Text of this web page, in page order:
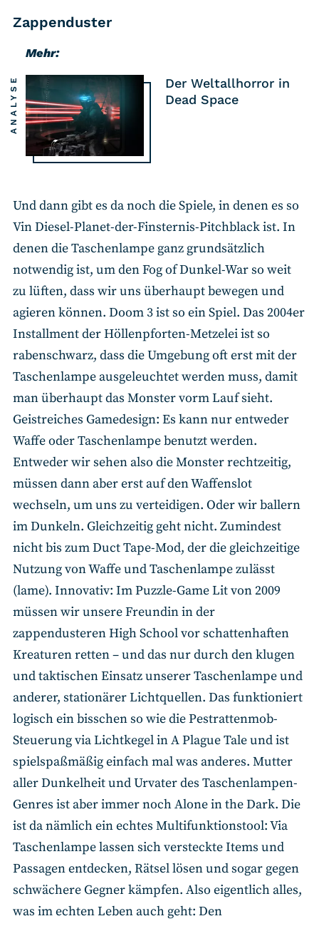
Zappenduster
Mehr:
Der Weltallhorror in
Dead Space
ANALYSE
Und dann gibt es da noch die Spiele, in denen es so
Vin Diesel-Planet-der-Finsternis-Pitchblack ist. In
denen die Taschenlampe ganz grundsätzlich
notwendig ist, um den Fog of Dunkel-War so weit
zu lüften, dass wir uns überhaupt bewegen und
agieren können. Doom 3 ist so ein Spiel. Das 2004er
Installment der Höllenpforten-Metzelei ist so
rabenschwarz, dass die Umgebung oft erst mit der
Taschenlampe ausgeleuchtet werden muss, damit
man überhaupt das Monster vorm Lauf sieht.
Geistreiches Gamedesign: Es kann nur entweder
Waffe oder Taschenlampe benutzt werden.
Entweder wir sehen also die Monster rechtzeitig,
müssen dann aber erst auf den Waffenslot
wechseln, um uns zu verteidigen. Oder wir ballern
im Dunkeln. Gleichzeitig geht nicht. Zumindest
nicht bis zum Duct Tape-Mod, der die gleichzeitige
Nutzung von Waffe und Taschenlampe zulässt
(lame). Innovativ: Im Puzzle-Game Lit von 2009
müssen wir unsere Freundin in der
zappendusteren High School vor schattenhaften
Kreaturen retten – und das nur durch den klugen
und taktischen Einsatz unserer Taschenlampe und
anderer, stationärer Lichtquellen. Das funktioniert
logisch ein bisschen so wie die Pestrattenmob-
Steuerung via Lichtkegel in A Plague Tale und ist
spielspaßmäßig einfach mal was anderes. Mutter
aller Dunkelheit und Urvater des Taschenlampen-
Genres ist aber immer noch Alone in the Dark. Die
ist da nämlich ein echtes Multifunktionstool: Via
Taschenlampe lassen sich versteckte Items und
Passagen entdecken, Rätsel lösen und sogar gegen
schwächere Gegner kämpfen. Also eigentlich alles,
was im echten Leben auch geht: Den